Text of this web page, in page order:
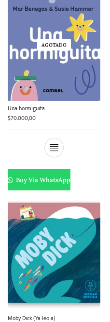
AGOTADO
Una hormiguita
$70.000,00
Buy Via WhatsApp
Moby Dick (Ya leo a)